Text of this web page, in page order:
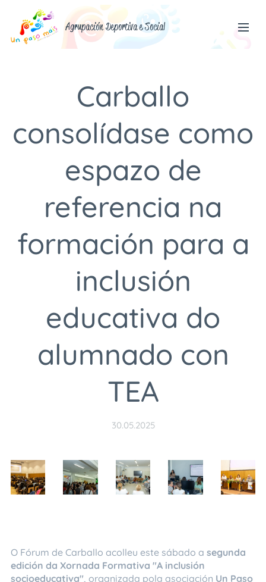
Agrupación Deportiva e Social
Carballo
consolídase como
espazo de
referencia na
formación para a
inclusión
educativa do
alumnado con
TEA
30.05.2025
O Fórum de Carballo acolleu este sábado a segunda
edición da Xornada Formativa "A inclusión
socioeducativa", organizada pola asociación Un Paso